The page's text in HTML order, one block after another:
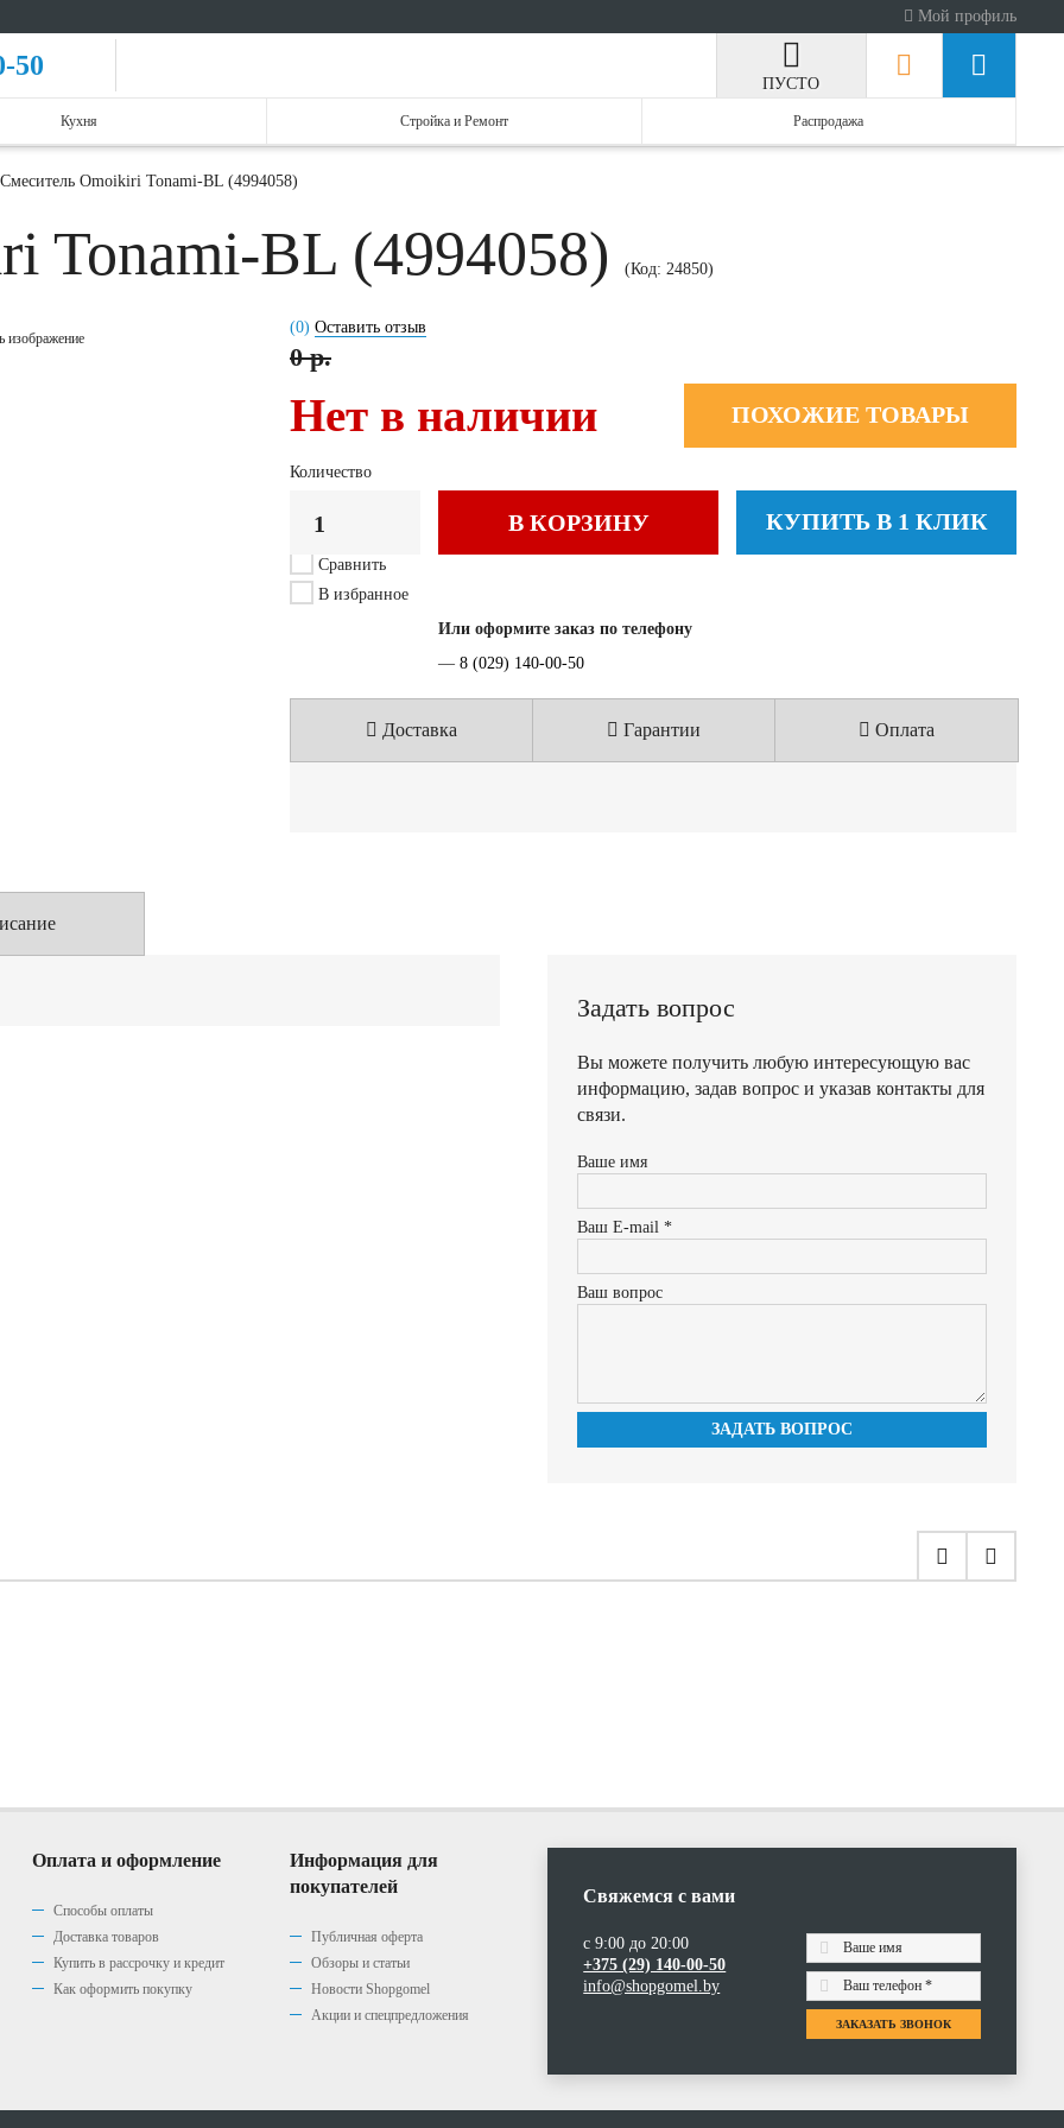
Мой профиль
50
ПУСТО
Кухня Стройка и Ремонт Распродажа
Смеситель Omoikiri Tonami-BL (4994058)
Tonami-BL (4994058) (Код: 24850)
изображение
(0) Оставить отзыв
0 р.
Нет в наличии ПОХОЖИЕ ТОВАРЫ
Количество
В КОРЗИНУ КУПИТЬ В 1 КЛИК
Сравнить
В избранное
Или оформите заказ по телефону
— 8 (029) 140-00-50
Доставка Гарантии Оплата
Задать вопрос
Вы можете получить любую интересующую вас
информацию, задав вопрос и указав контакты для
связи.
Ваше имя
Ваш E-mail *
Ваш вопрос
ЗАДАТЬ ВОПРОС
Оплата и оформление
Способы оплаты
Доставка товаров
Купить в рассрочку и кредит
Как оформить покупку
Информация для
покупателей
Публичная оферта
Обзоры и статьи
Новости Shopgomel
Акции и спецпредложения
Свяжемся с вами
с 9:00 до 20:00
+375 (29) 140-00-50
info@shopgomel.by
ЗАКАЗАТЬ ЗВОНОК